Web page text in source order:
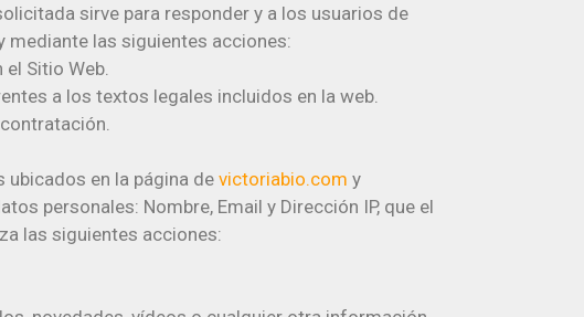
sirve para responder y a los usuarios de
las siguientes acciones:
Sitio Web.
a los textos legales incluidos en la web.
en la página de victoriabio.com y
personales: Nombre, Email y Dirección IP, que el
las siguientes acciones: